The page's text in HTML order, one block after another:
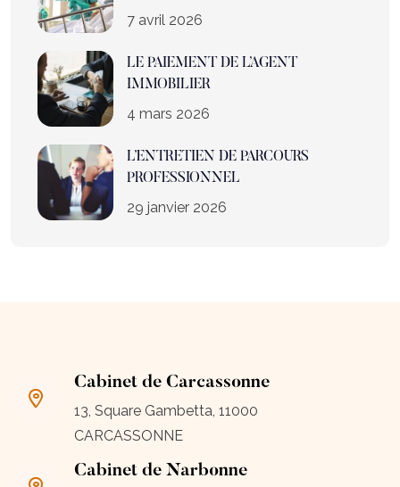
7 avril 2026
LE PAIEMENT DE L’AGENT
IMMOBILIER
4 mars 2026
L’ENTRETIEN DE PARCOURS
PROFESSIONNEL
29 janvier 2026
Cabinet de Carcassonne
13, Square Gambetta, 11000
CARCASSONNE
Cabinet de Narbonne